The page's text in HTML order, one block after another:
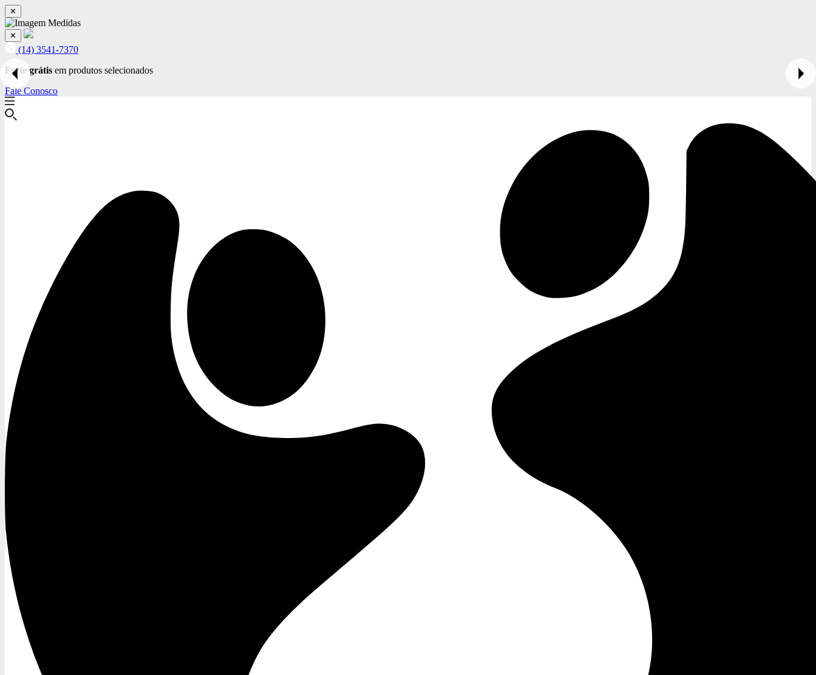
✕
✕
(14) 3541-7370
Frete grátis em produtos selecionados
Fale Conosco